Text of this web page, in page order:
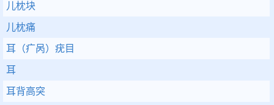
儿枕块
儿枕痛
耳（疒呙）疣目
耳
耳背高突